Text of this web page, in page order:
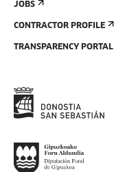
JOBS
CONTRACTOR PROFILE
TRANSPARENCY PORTAL